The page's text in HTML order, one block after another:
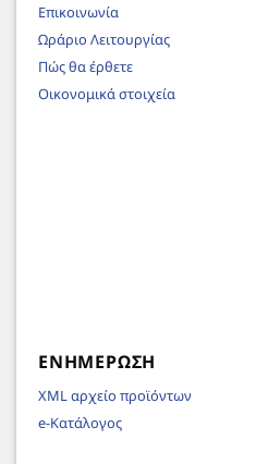
Επικοινωνία
Ωράριο Λειτουργίας
Πώς θα έρθετε
Οικονομικά στοιχεία
ΕΝΗΜΈΡΩΣΗ
XML αρχείο προϊόντων
e-Κατάλογος